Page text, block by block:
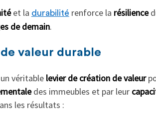
et la durabilité renforce la résilience
de demain.
valeur durable
véritable levier de création de valeur
des immeubles et par leur
les résultats :